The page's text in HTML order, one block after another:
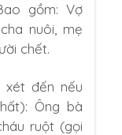
gồm: Vợ
nuôi, mẹ
chết.
xét đến nếu
Ông bà
ruột (gọi